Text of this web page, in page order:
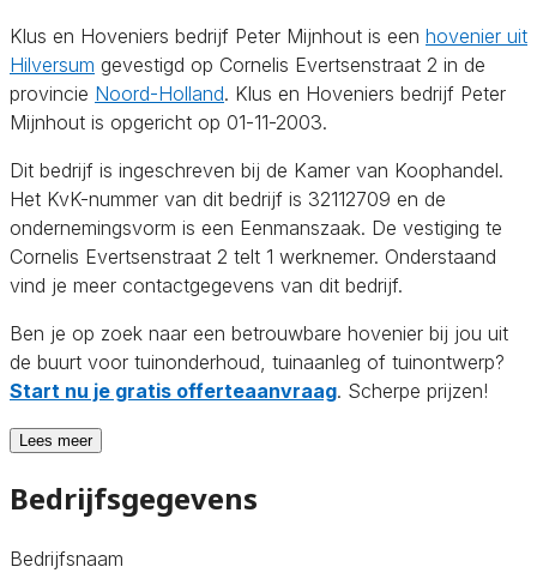
Klus en Hoveniers bedrijf Peter Mijnhout is een hovenier uit
Hilversum gevestigd op Cornelis Evertsenstraat 2 in de
provincie Noord-Holland. Klus en Hoveniers bedrijf Peter
Mijnhout is opgericht op 01-11-2003.
Dit bedrijf is ingeschreven bij de Kamer van Koophandel.
Het KvK-nummer van dit bedrijf is 32112709 en de
ondernemingsvorm is een Eenmanszaak. De vestiging te
Cornelis Evertsenstraat 2 telt 1 werknemer. Onderstaand
vind je meer contactgegevens van dit bedrijf.
Ben je op zoek naar een betrouwbare hovenier bij jou uit
de buurt voor tuinonderhoud, tuinaanleg of tuinontwerp?
Start nu je gratis offerteaanvraag. Scherpe prijzen!
Lees meer
Bedrijfsgegevens
Bedrijfsnaam